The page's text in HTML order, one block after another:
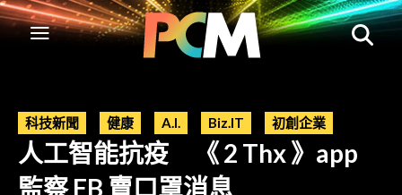
科技新聞 健康 A.I. Biz.IT 初創企業
人工智能抗疫 《 2 Thx 》app
監察 FB 賣口罩消息